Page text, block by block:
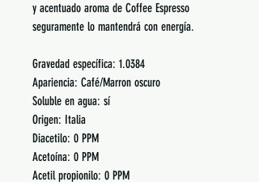
y acentuado aroma de Coffee Espresso
seguramente lo mantendrá con energía.
Gravedad específica: 1.0384
Apariencia: Café/Marron oscuro
Soluble en agua: sí
Origen: Italia
Diacetilo: 0 PPM
Acetoína: 0 PPM
Acetil propionilo: 0 PPM